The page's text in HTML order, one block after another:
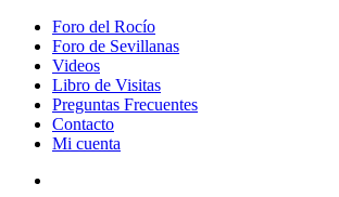
Foro del Rocío
Foro de Sevillanas
Videos
Libro de Visitas
Preguntas Frecuentes
Contacto
Mi cuenta